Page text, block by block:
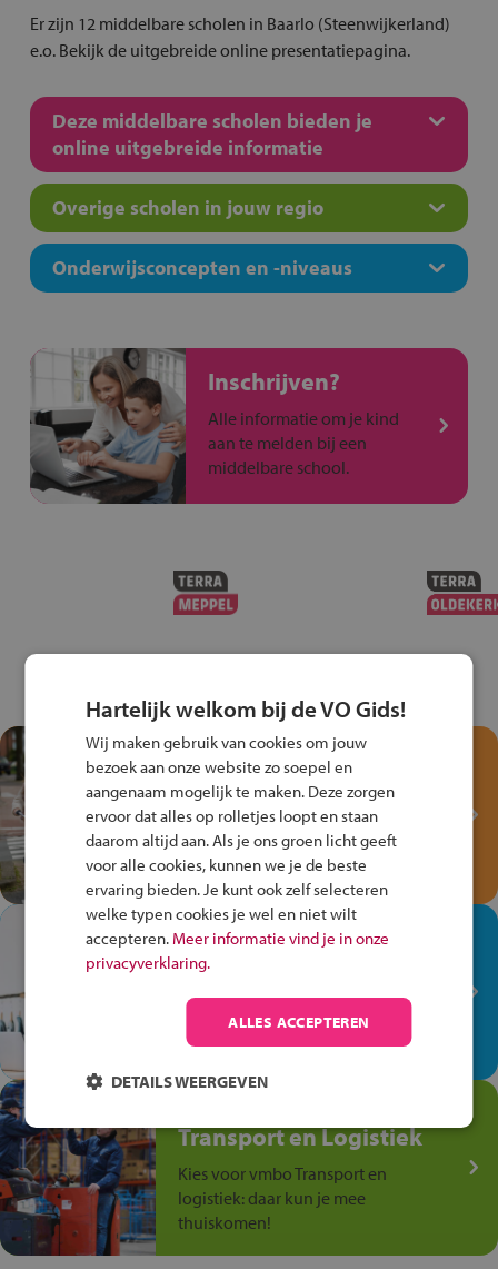
Er zijn 12 middelbare scholen in Baarlo (Steenwijkerland)
e.o. Bekijk de uitgebreide online presentatiepagina.
Deze middelbare scholen bieden je
online uitgebreide informatie
Overige scholen in jouw regio
Onderwijsconcepten en -niveaus
Inschrijven?
Alle informatie om je kind
aan te melden bij een
middelbare school.
Test je kennis met het
Fiets Veilig
Verkeersspel!
Speel het Fiets Veilig Verkeersspel
en win een Cortina-fiets!
In de winkel ben je op je
plek!
Ontdek via het vmbo jouw talent
op de winkelvloer, waar elke dag
anders is!
Transport en Logistiek
Kies voor vmbo Transport en
logistiek: daar kun je mee
thuiskomen!
Hartelijk welkom bij de VO Gids!
Wij maken gebruik van cookies om jouw
bezoek aan onze website zo soepel en
aangenaam mogelijk te maken. Deze zorgen
ervoor dat alles op rolletjes loopt en staan
daarom altijd aan. Als je ons groen licht geeft
voor alle cookies, kunnen we je de beste
ervaring bieden. Je kunt ook zelf selecteren
welke typen cookies je wel en niet wilt
accepteren. Meer informatie vind je in onze
privacyverklaring.
ALLES ACCEPTEREN
DETAILS WEERGEVEN